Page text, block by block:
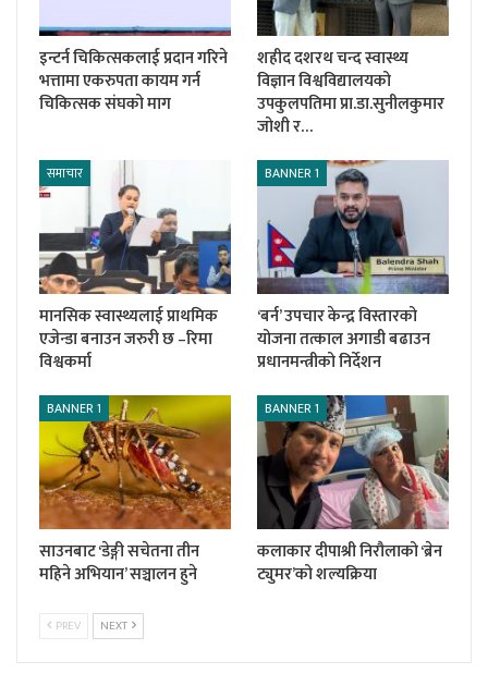
इन्टर्न चिकित्सकलाई प्रदान गरिने
भत्तामा एकरुपता कायम गर्न
चिकित्सक संघको माग
शहीद दशरथ चन्द स्वास्थ्य
विज्ञान विश्वविद्यालयको
उपकुलपतिमा प्रा.डा.सुनीलकुमार
जोशी र…
समाचार
मानसिक स्वास्थ्यलाई प्राथमिक
एजेन्डा बनाउन जरुरी छ –रिमा
विश्वकर्मा
BANNER 1
‘बर्न’ उपचार केन्द्र विस्तारको
योजना तत्काल अगाडी बढाउन
प्रधानमन्त्रीको निर्देशन
BANNER 1
साउनबाट ‘डेङ्गी सचेतना तीन
महिने अभियान’ सञ्चालन हुने
BANNER 1
कलाकार दीपाश्री निरौलाको ‘ब्रेन
ट्युमर’को शल्यक्रिया
PREV NEXT